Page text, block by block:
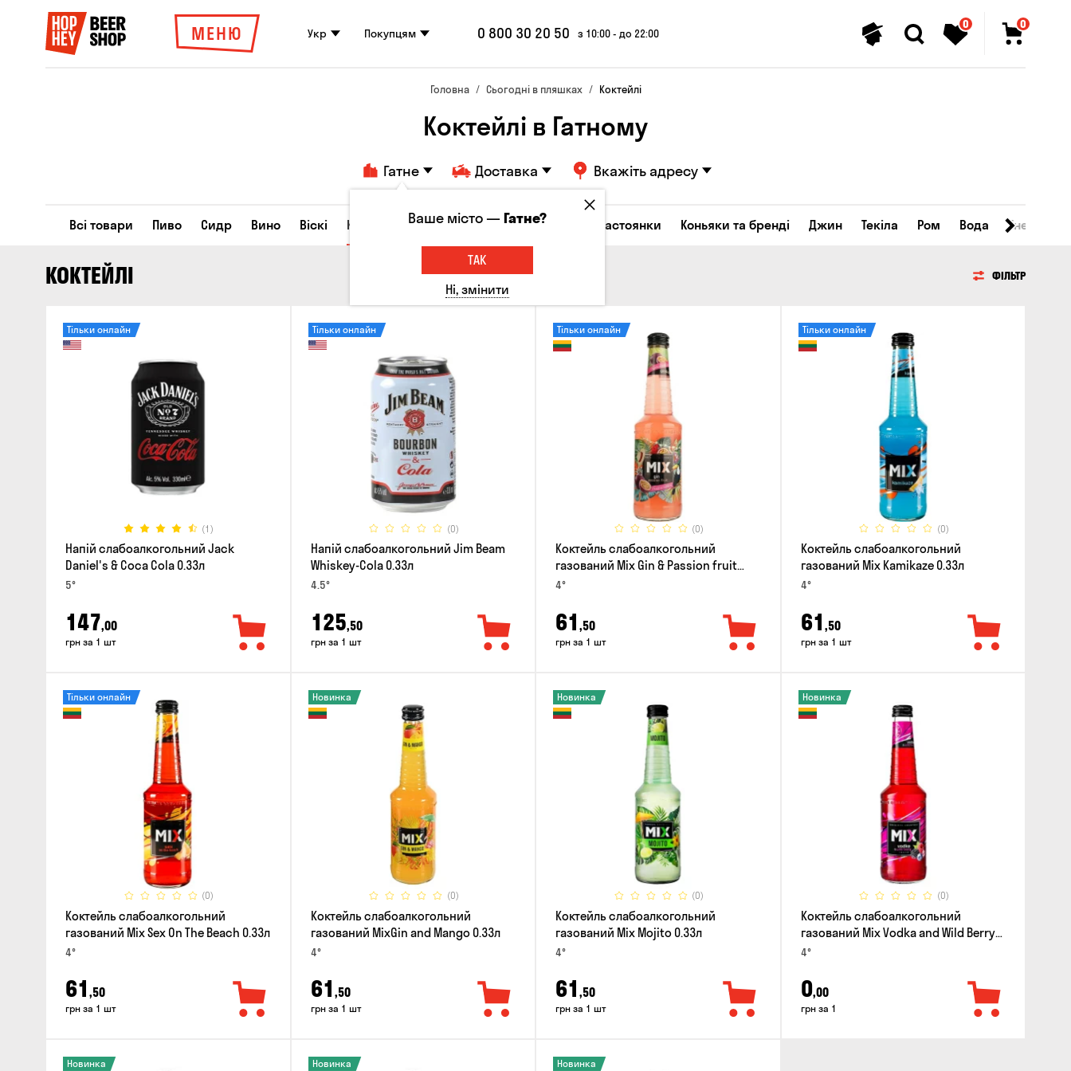
МЕНЮ Укр Покупцям 0 800 30 20 50 з 10:00 - до 22:00
0 0
Головна Сьогодні в пляшках Коктейлі
Коктейлі в Гатному
Гатне Доставка Вкажіть адресу
Всі товари Пиво Сидр Вино Віскі Коктейлі Горілка Соджу Лікери та настоянки Коньяки та бренді Джин Текіла Ром Вода
КОКТЕЙЛІ ФІЛЬТР
(1)
Тільки онлайн
Напій слабоалкогольний Jack
Daniel's & Coca Cola 0.33л
5°
147,00
грн за 1 шт
(0)
Тільки онлайн
Напій слабоалкогольний Jim Beam
Whiskey-Cola 0.33л
4.5°
125,50
грн за 1 шт
(0)
Тільки онлайн
Коктейль слабоалкогольний
газований Mix Gin & Passion fruit
0.33л
4°
61 ,50
грн за 1 шт
(0)
Тільки онлайн
Коктейль слабоалкогольний
газований Mix Kamikaze 0.33л
4°
61 ,50
грн за 1 шт
(0)
Тільки онлайн
Коктейль слабоалкогольний
газований Mix Sex On The Beach 0.33л
4°
61 ,50
грн за 1 шт
(0)
Новинка
Коктейль слабоалкогольний
газований MixGin and Mango 0.33л
4°
61 ,50
грн за 1 шт
(0)
Новинка
Коктейль слабоалкогольний
газований Mix Mojito 0.33л
4°
61 ,50
грн за 1 шт
(0)
Новинка
Коктейль слабоалкогольний
газований Mix Vodka and Wild Berry
0.33л
4°
0,00
грн за 1
Новинка Новинка Новинка
Ваше місто —Гатне?
ТАК
Ні, змінити